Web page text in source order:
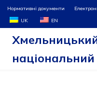
Перейти
до
Нормативні документи
UK
EN
національний